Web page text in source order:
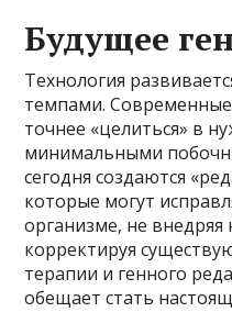
Будущее
Технология
темпами.
точнее «целиться» в
минимальными
сегодня создаются
которые могут
организме, не
корректируя
терапии и генного
обещает стать